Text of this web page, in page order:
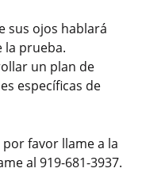
sus ojos hablará
la prueba.
un plan de
específicas de
favor llame a la
al 919-681-3937.